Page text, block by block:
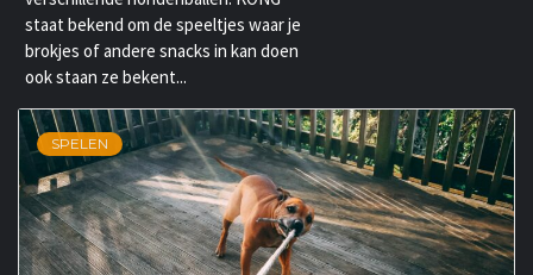
staat bekend om de speeltjes waar je
brokjes of andere snacks in kan doen
ook staan ze bekent...
SPELEN